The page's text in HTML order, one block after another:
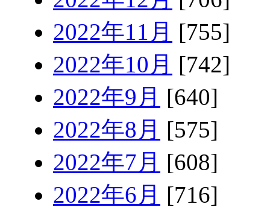
2022年11月 [755]
2022年10月 [742]
2022年9月 [640]
2022年8月 [575]
2022年7月 [608]
2022年6月 [716]